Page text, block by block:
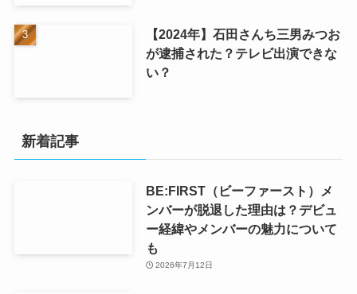
【2024年】石田さんち三男みつお
が逮捕された？テレビ出演できな
い？
新着記事
BE:FIRST（ビーファースト）メ
ンバーが脱退した理由は？デビュ
ー経緯やメンバーの魅力について
も
2026年7月12日